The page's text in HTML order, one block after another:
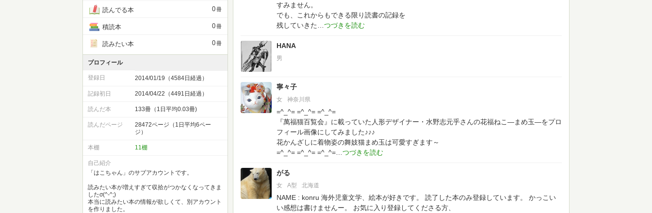
すみません。
でも、これからもできる限り読書の記録を
残していきた
HANA
男
寧々子
女 神奈川県
=^_^= =^_^= =^_^=
『萬福猫百覧会』に載っていた人形デザイナー・水野志元乎さんの花福ねこ―まめ玉―をプロ
フィール画像にしてみました♪♪♪
花かんざしに着物姿の舞妓猫まめ玉は可愛すぎます～
=^_^= =^_^= =^_^=
がる
女 A型 北海道
NAME : konru 海外児童文学、絵本が好きです。 読了した本のみ登録しています。
かっこい
い感想は書けませんー。
お気に入り登録してくださる方、
読んでる本 0冊
積読本 0冊
読みたい本 0冊
プロフィール
登録日 2014/01/19（4584日経過）
記録初日 2014/04/22（4491日経過）
読んだ本 133冊（1日平均0.03冊)
読んだページ
28472ページ（1日平均6ペー
ジ）
本棚 11棚
自己紹介
「はこちゃん」のサブアカウントです。
読みたい本が増えすぎて収拾がつかなくなってきま
したσ(^-^;)
本当に読みたい本の情報が欲しくて、別アカウント
を作りました。